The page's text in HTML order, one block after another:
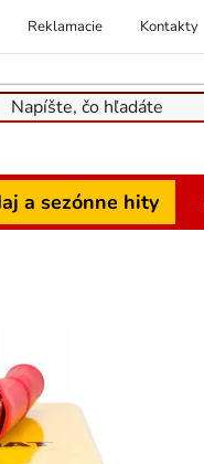
Reklamacie Kontakty
a sezónne hity